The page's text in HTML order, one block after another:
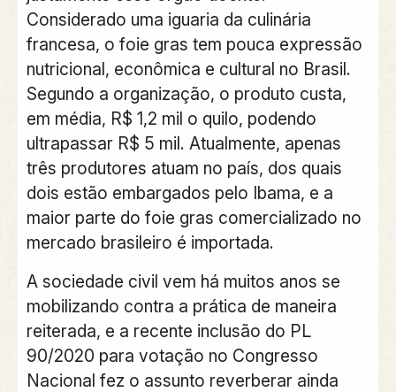
Considerado uma iguaria da culinária
francesa, o foie gras tem pouca expressão
nutricional, econômica e cultural no Brasil.
Segundo a organização, o produto custa,
em média, R$ 1,2 mil o quilo, podendo
ultrapassar R$ 5 mil. Atualmente, apenas
três produtores atuam no país, dos quais
dois estão embargados pelo Ibama, e a
maior parte do foie gras comercializado no
mercado brasileiro é importada.
A sociedade civil vem há muitos anos se
mobilizando contra a prática de maneira
reiterada, e a recente inclusão do PL
90/2020 para votação no Congresso
Nacional fez o assunto reverberar ainda